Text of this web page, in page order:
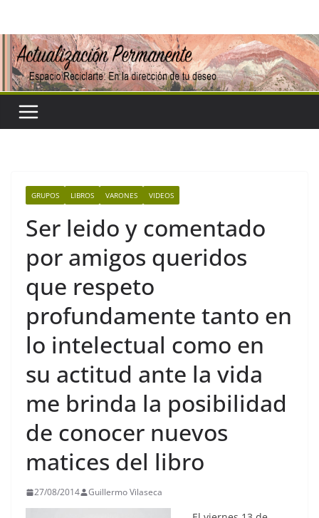
contenido
GRUPOS LIBROS VARONES VIDEOS
Ser leido y comentado
por amigos queridos
que respeto
profundamente tanto en
lo intelectual como en
su actitud ante la vida
me brinda la posibilidad
de conocer nuevos
matices del libro
27/08/2014 Guillermo Vilaseca